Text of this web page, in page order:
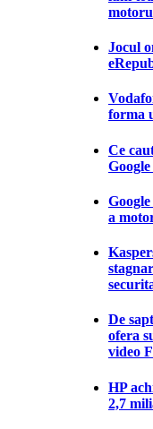
Jocul
forma
Ce
a
De
ofera
video
HP
2,7